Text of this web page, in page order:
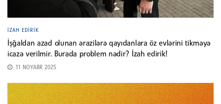
İZAH EDIRIK
İşğaldan azad olunan ərazilərə qayıdanlara öz evlərini tikməyə
icazə verilmir. Burada problem nədir? İzah edirik!
11 NOYABR 2025